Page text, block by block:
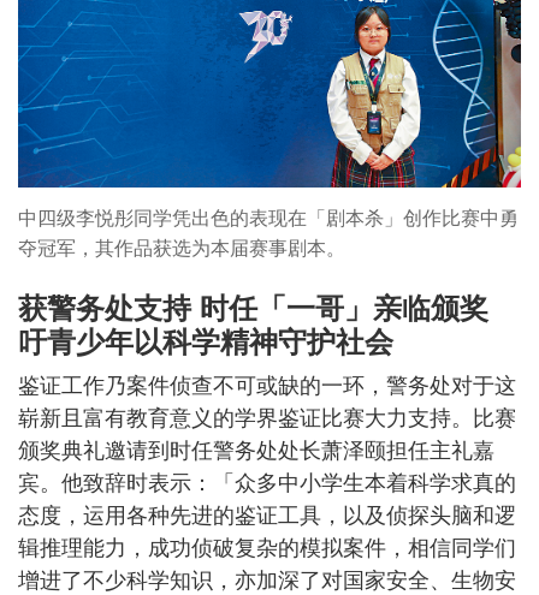
中四级李悦彤同学凭出色的表现在「剧本杀」创作比赛中勇
夺冠军，其作品获选为本届赛事剧本。
获警务处支持 时任「一哥」亲临颁奖
吁青少年以科学精神守护社会
鉴证工作乃案件侦查不可或缺的一环，警务处对于这
崭新且富有教育意义的学界鉴证比赛大力支持。比赛
颁奖典礼邀请到时任警务处处长萧泽颐担任主礼嘉
宾。他致辞时表示：「众多中小学生本着科学求真的
态度，运用各种先进的鉴证工具，以及侦探头脑和逻
辑推理能力，成功侦破复杂的模拟案件，相信同学们
增进了不少科学知识，亦加深了对国家安全、生物安